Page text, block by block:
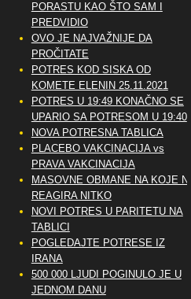
PORASTU KAO ŠTO SAM I
PREDVIDIO
OVO JE NAJVAŽNIJE DA
PROČITATE
POTRES KOD SISKA OD
KOMETE ELENIN 25.11.2021
POTRES U 19:49 KONAČNO SE
UPARIO SA POTRESOM U 19:40
NOVA POTRESNA TABLICA
PLACEBO VAKCINACIJA vs
PRAVA VAKCINACIJA
MASOVNE OBMANE NA KOJE NE
REAGIRA NITKO
NOVI POTRES U PARITETU NA
TABLICI
POGLEDAJTE POTRESE IZ
IRANA
500 000 LJUDI POGINULO JE U
JEDNOM DANU